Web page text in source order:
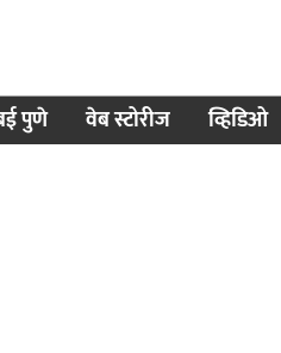
पुणे वेब स्टोरीज व्हिडिओ